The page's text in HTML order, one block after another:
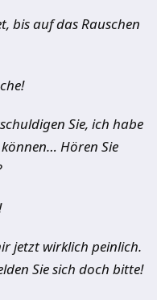
bis auf das Rauschen
Sie, ich habe
Hören Sie
jetzt wirklich peinlich.
Sie sich doch bitte!